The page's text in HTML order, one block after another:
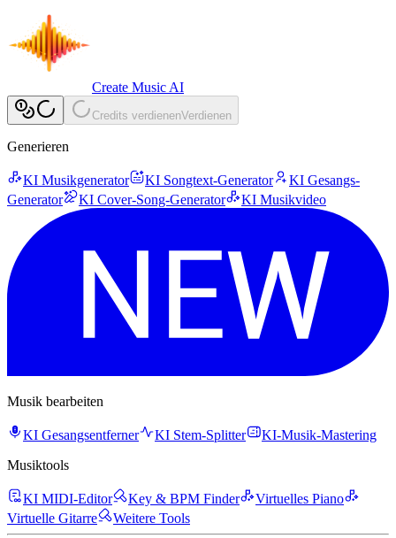
Create Music AI
Credits verdienenVerdienen
Generieren
KI Musikgenerator KI Songtext-Generator
KI Gesangs-
Generator
KI Cover-Song-Generator KI Musikvideo
Musik bearbeiten
KI Gesangsentferner KI Stem-Splitter
KI-Musik-Mastering
Musiktools
KI MIDI-Editor Key & BPM Finder
Virtuelles Piano
Virtuelle Gitarre
Weitere Tools